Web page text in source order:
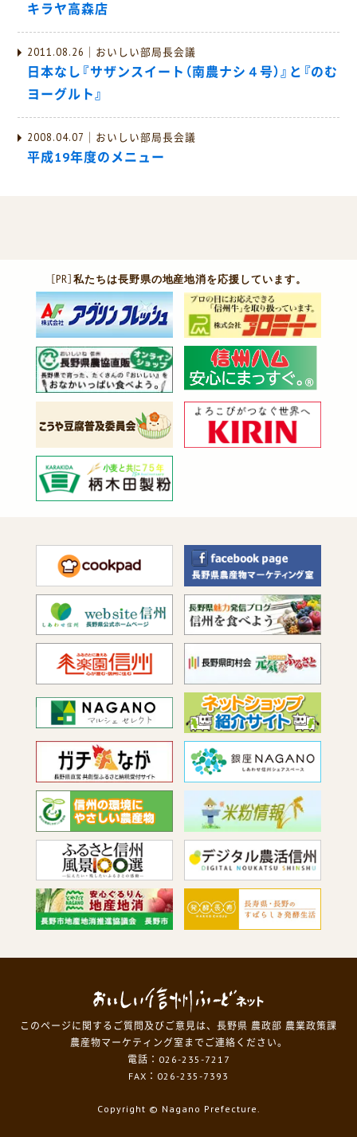
キラヤ高森店
2011.08.26｜おいしい部局長会議
日本なし『サザンスイート（南農ナシ４号）』と『のむ
ヨーグルト』
2008.04.07｜おいしい部局長会議
平成19年度のメニュー
［PR］私たちは長野県の地産地消を応援しています。
このページに関するご質問及びご意見は、長野県 農政部 農業政策課
農産物マーケティング室までご連絡ください。
電話：026-235-7217
FAX：026-235-7393
Copyright © Nagano Prefecture.